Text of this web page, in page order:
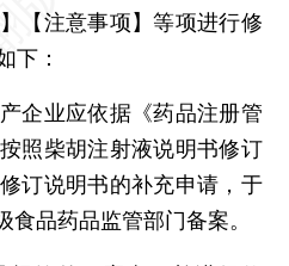
【注意事项】等项进行修
下：
业应依据《药品注册管
照柴胡注射液说明书修订
订说明书的补充申请，于
品药品监管部门备案。